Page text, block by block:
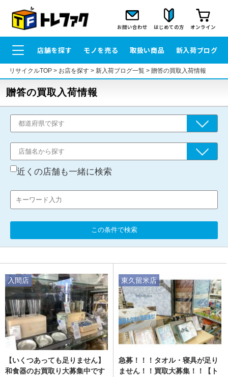
お問い合わせ はじめての方 オンライン
店舗を探す モノを売る 取扱い商品 新入荷ブログ
リサイクルTOP> お店を探す> 新入荷ブログ一覧> 贈答の買取入荷情報
贈答の買取入荷情報
近くの店舗も一緒に検索
この条件で検索
【いくつあっても足りません】
和食器のお買取り大募集中です
入間店
急募！！！タオル・寝具が足り
ません！！買取大募集！！【ト
東久留米店